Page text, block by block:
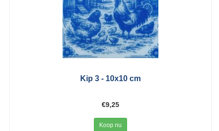
Kip 3 - 10x10 cm
€9,25
Koop nu